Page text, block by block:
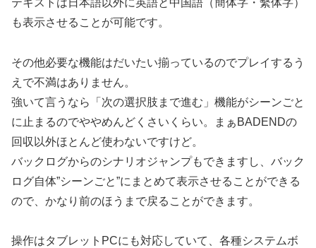
も表示させることが可能です。
その他必要な機能はだいたい揃っているのでプレイするう
えで不満はありません。
強いて言うなら「次の選択肢まで進む」機能がシーンごと
に止まるのでややめんどくさいくらい。まぁBADENDの
回収以外ほとんど使わないですけど。
バックログからのシナリオジャンプもできますし、バック
ログ自体”シーンごと”にまとめて表示させることができる
ので、かなり前のほうまで戻ることができます。
操作はタブレットPCにも対応していて、各種システムボ